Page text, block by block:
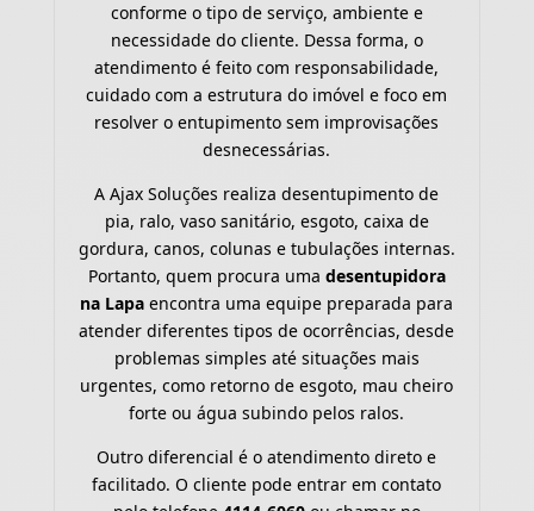
conforme o tipo de serviço, ambiente e
necessidade do cliente. Dessa forma, o
atendimento é feito com responsabilidade,
cuidado com a estrutura do imóvel e foco em
resolver o entupimento sem improvisações
desnecessárias.
A Ajax Soluções realiza desentupimento de
pia, ralo, vaso sanitário, esgoto, caixa de
gordura, canos, colunas e tubulações internas.
Portanto, quem procura uma desentupidora
na Lapa encontra uma equipe preparada para
atender diferentes tipos de ocorrências, desde
problemas simples até situações mais
urgentes, como retorno de esgoto, mau cheiro
forte ou água subindo pelos ralos.
Outro diferencial é o atendimento direto e
facilitado. O cliente pode entrar em contato